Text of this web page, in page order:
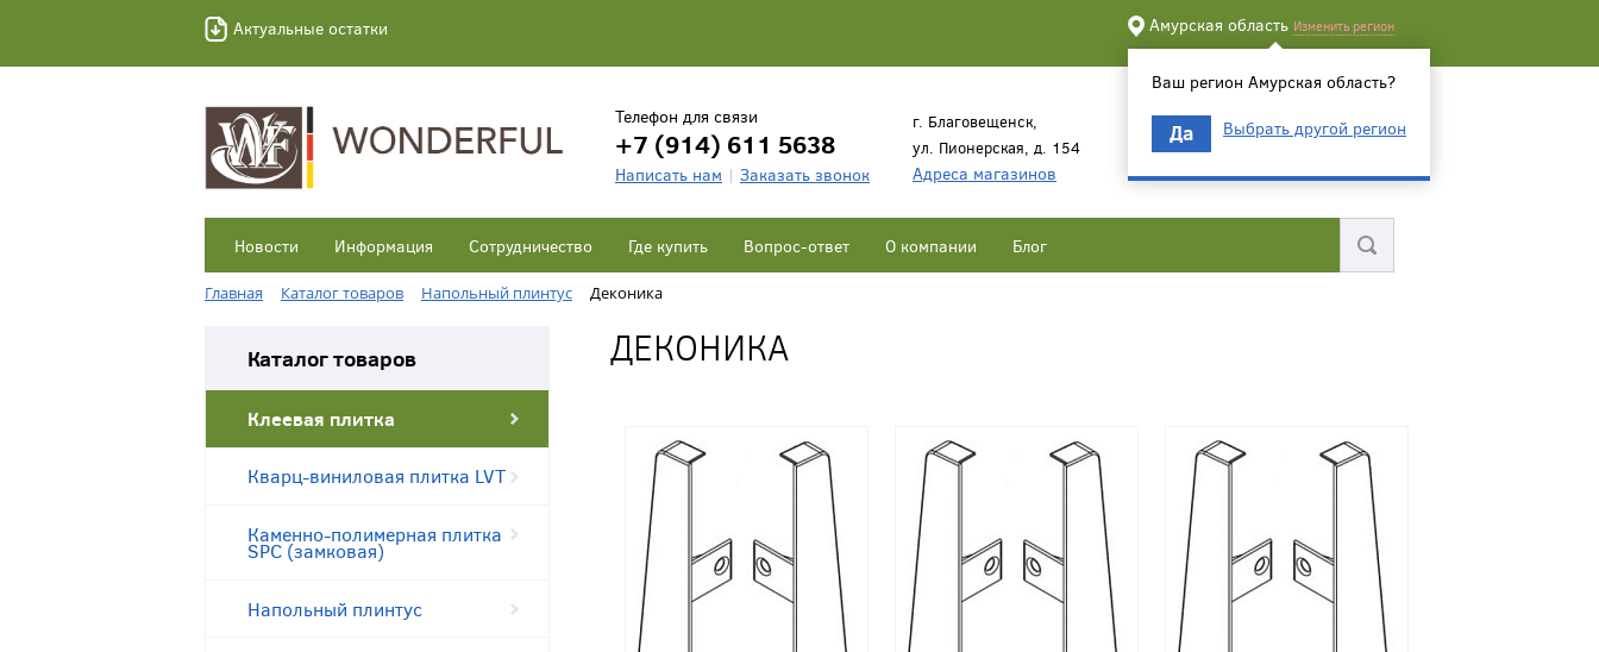
Актуальные остатки Амурская область Изменить регион
Ваш регион Амурская область?
Да Выбрать другой регион
Телефон для связи
+7 (914) 611 5638
Написать нам Заказать звонок
г. Благовещенск,
ул. Пионерская, д. 154
Адреса магазинов
Новости Информация Сотрудничество Где купить Вопрос-ответ О компании Блог
Главная Каталог товаров Напольный плинтус Деконика
Каталог товаров
Клеевая плитка
Кварц-виниловая плитка LVT
Каменно-полимерная плитка
SPC (замковая)
Напольный плинтус
ДЕКОНИКА